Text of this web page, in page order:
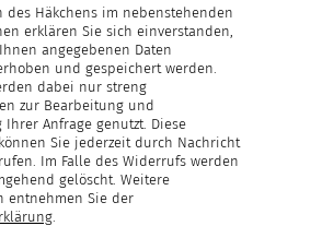
des Häkchens im nebenstehenden
erklären Sie sich einverstanden,
angegebenen Daten
und gespeichert werden.
dabei nur streng
zur Bearbeitung und
Ihrer Anfrage genutzt. Diese
Sie jederzeit durch Nachricht
Im Falle des Widerrufs werden
gelöscht. Weitere
entnehmen Sie der